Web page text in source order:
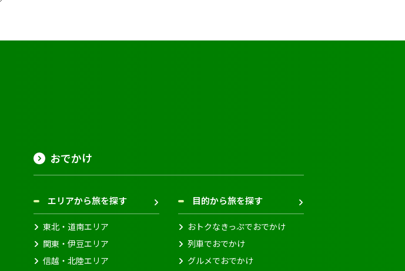
おでかけ
エリアから旅を探す
東北・道南エリア
関東・伊豆エリア
信越・北陸エリア
目的から旅を探す
おトクなきっぷでおでかけ
列車でおでかけ
グルメでおでかけ